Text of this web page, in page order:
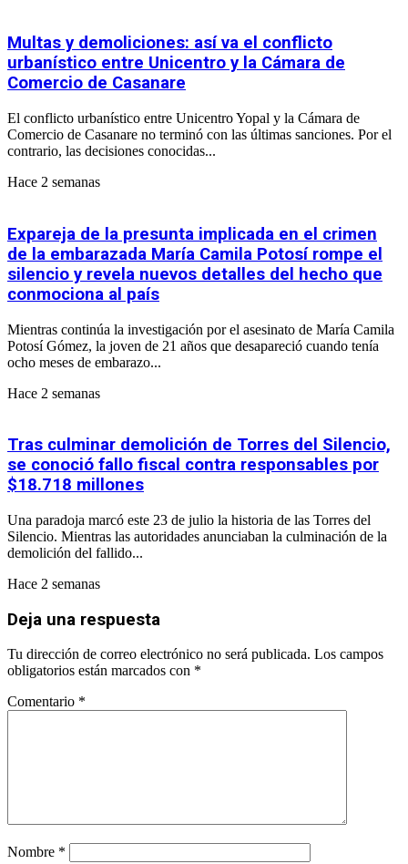
Multas y demoliciones: así va el conflicto
urbanístico entre Unicentro y la Cámara de
Comercio de Casanare
El conflicto urbanístico entre Unicentro Yopal y la Cámara de
Comercio de Casanare no terminó con las últimas sanciones. Por el
contrario, las decisiones conocidas...
Hace 2 semanas
Expareja de la presunta implicada en el crimen
de la embarazada María Camila Potosí rompe el
silencio y revela nuevos detalles del hecho que
conmociona al país
Mientras continúa la investigación por el asesinato de María Camila
Potosí Gómez, la joven de 21 años que desapareció cuando tenía
ocho meses de embarazo...
Hace 2 semanas
Tras culminar demolición de Torres del Silencio,
se conoció fallo fiscal contra responsables por
$18.718 millones
Una paradoja marcó este 23 de julio la historia de las Torres del
Silencio. Mientras las autoridades anunciaban la culminación de la
demolición del fallido...
Hace 2 semanas
Deja una respuesta
Tu dirección de correo electrónico no será publicada. Los campos
obligatorios están marcados con *
Comentario *
Nombre *